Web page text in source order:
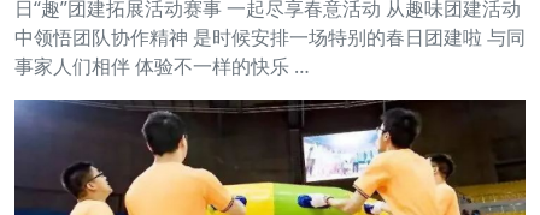
日“趣”团建拓展活动赛事 一起尽享春意活动 从趣味团建活动
中领悟团队协作精神 是时候安排一场特别的春日团建啦 与同
事家人们相伴 体验不一样的快乐 …